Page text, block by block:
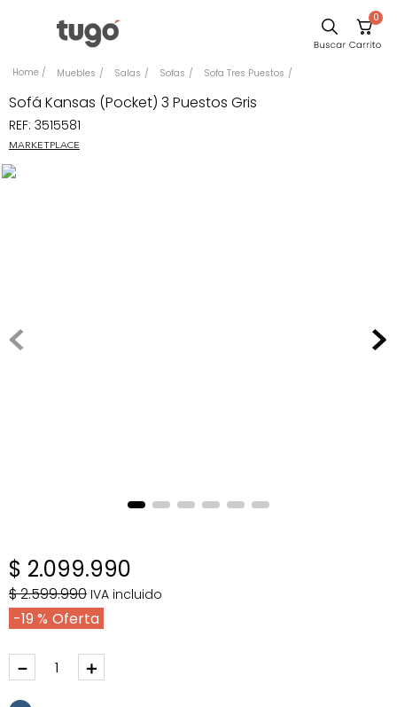
0
Muebles Salas Sofas Sofa Tres Puestos
Sofá Kansas (Pocket) 3 Puestos Gris
REF: 3515581
MARKETPLACE
$ 2.099.990
$2.599.990 IVA incluido
19 %
＋
－
Comedor
Escritorio
Sillas